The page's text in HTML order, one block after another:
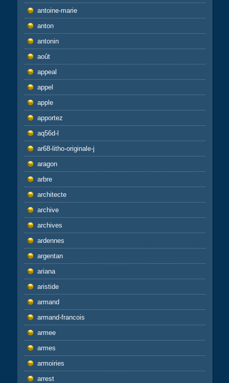
antoine-marie
anton
antonin
août
appeal
appel
apple
apportez
aq56d-l
ar68-litho-originale-j
aragon
arbre
architecte
archive
archives
ardennes
argentan
ariana
aristide
armand
armand-francois
armee
armes
armoiries
arrest